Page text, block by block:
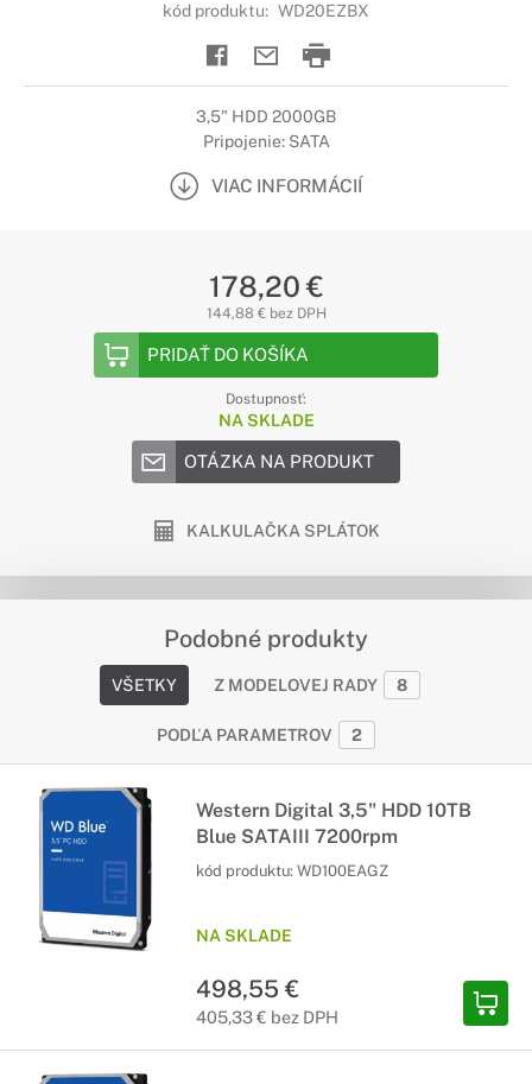
kód produktu: WD20EZBX
3,5" HDD 2000GB
Pripojenie: SATA
VIAC INFORMÁCIÍ
178,20 €
144,88 € bez DPH
PRIDAŤ DO KOŠÍKA
Dostupnosť:
NA SKLADE
OTÁZKA NA PRODUKT
KALKULAČKA SPLÁTOK
Podobné produkty
VŠETKY Z MODELOVEJ RADY 8
PODĽA PARAMETROV 2
Western Digital 3,5" HDD 10TB
Blue SATAIII 7200rpm
kód produktu: WD100EAGZ
NA SKLADE
498,55 €
405,33 € bez DPH